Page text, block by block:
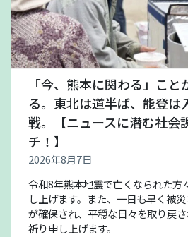
「今、熊本に関わる」こ
る。東北は道半ば、能登は
戦。【ニュースに潜む社会
チ！】
2026年8月7日
令和8年熊本地震で亡くなられた方
し上げます。また、一日も早く被
が確保され、平穏な日々を取り戻
祈り申し上げます。